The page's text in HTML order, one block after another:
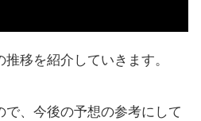
移を紹介していきます。
、今後の予想の参考にして